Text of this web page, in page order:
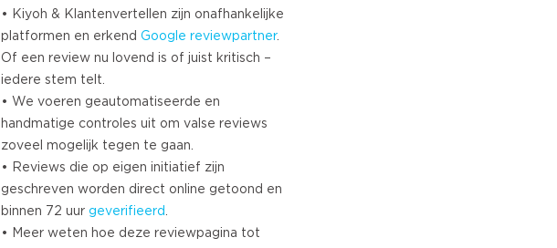
• Kiyoh & Klantenvertellen zijn onafhankelijke
platformen en erkend Google reviewpartner.
Of een review nu lovend is of juist kritisch –
iedere stem telt.
• We voeren geautomatiseerde en
handmatige controles uit om valse reviews
zoveel mogelijk tegen te gaan.
• Reviews die op eigen initiatief zijn
geschreven worden direct online getoond en
binnen 72 uur geverifieerd.
• Meer weten hoe deze reviewpagina tot